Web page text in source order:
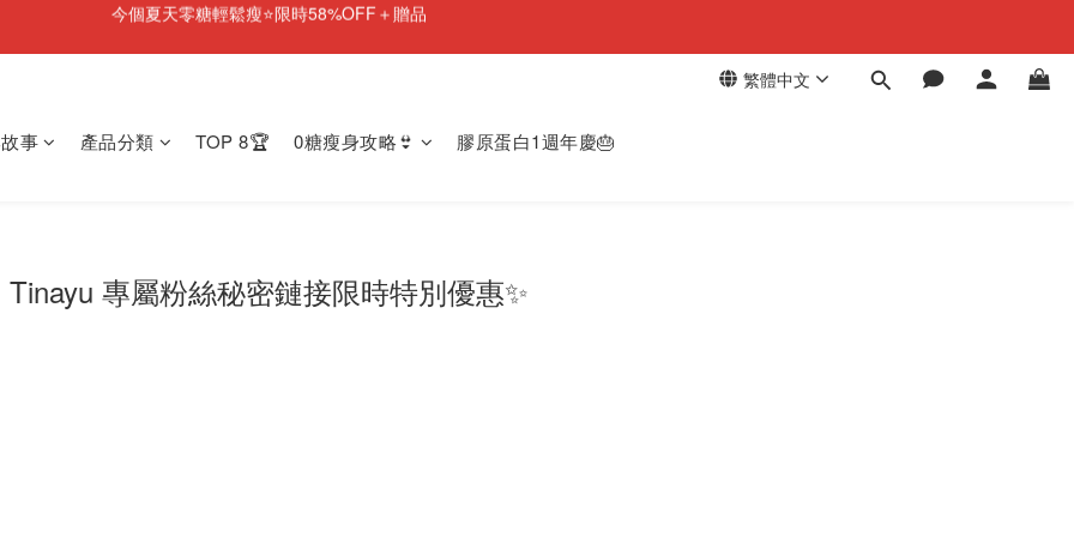
NEW💫ARI BOOTS 小腿足底按摩靴登場
彈潤果凍肌膠原蛋白🎂1週年優惠~44%OFF+贈品
繁體中文
事 產品分類 TOP 8🏆 0糖瘦身攻略👙 膠原蛋白1週年慶🎂
Tinayu 專屬粉絲秘密鏈接限時特別優惠✨